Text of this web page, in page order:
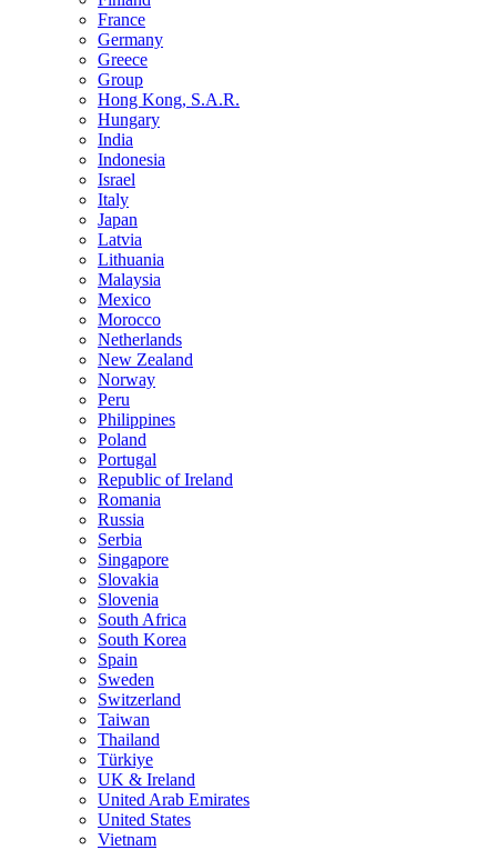
France
Germany
Greece
Group
Hong Kong, S.A.R.
Hungary
India
Indonesia
Israel
Italy
Japan
Latvia
Lithuania
Malaysia
Mexico
Morocco
Netherlands
New Zealand
Norway
Peru
Philippines
Poland
Portugal
Republic of Ireland
Romania
Russia
Serbia
Singapore
Slovakia
Slovenia
South Africa
South Korea
Spain
Sweden
Switzerland
Taiwan
Thailand
Türkiye
UK & Ireland
United Arab Emirates
United States
Vietnam